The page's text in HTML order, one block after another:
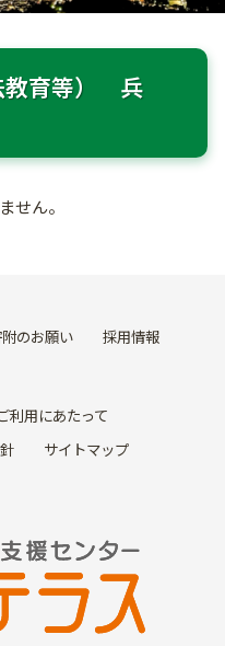
教育等） 兵
せん。
のお願い 採用情報
利用にあたって
サイトマップ